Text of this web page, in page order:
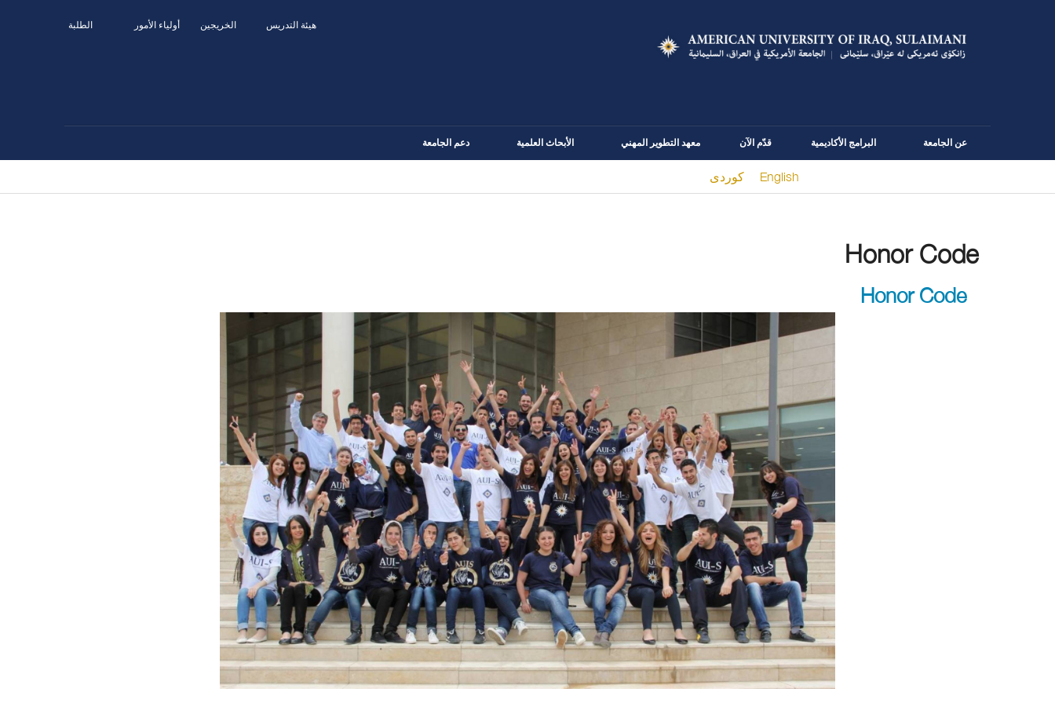
الطلبة أولياء الأمور الخريجين هيئة التدريس
عن الجامعة البرامج الأكاديمية قدّم الآن معهد التطوير المهني الأبحاث العلمية دعم الجامعة
English كوردى
Honor Code
Honor Code